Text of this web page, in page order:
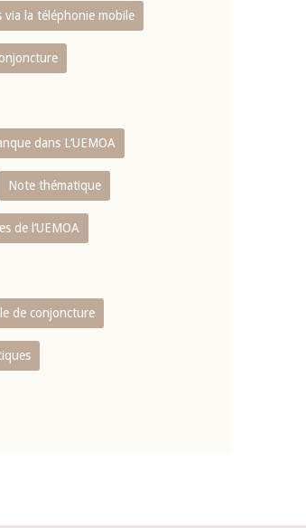
via la téléphonie mobile
dans L‘UEMOA
Note thématique
de l‘UEMOA
de conjoncture